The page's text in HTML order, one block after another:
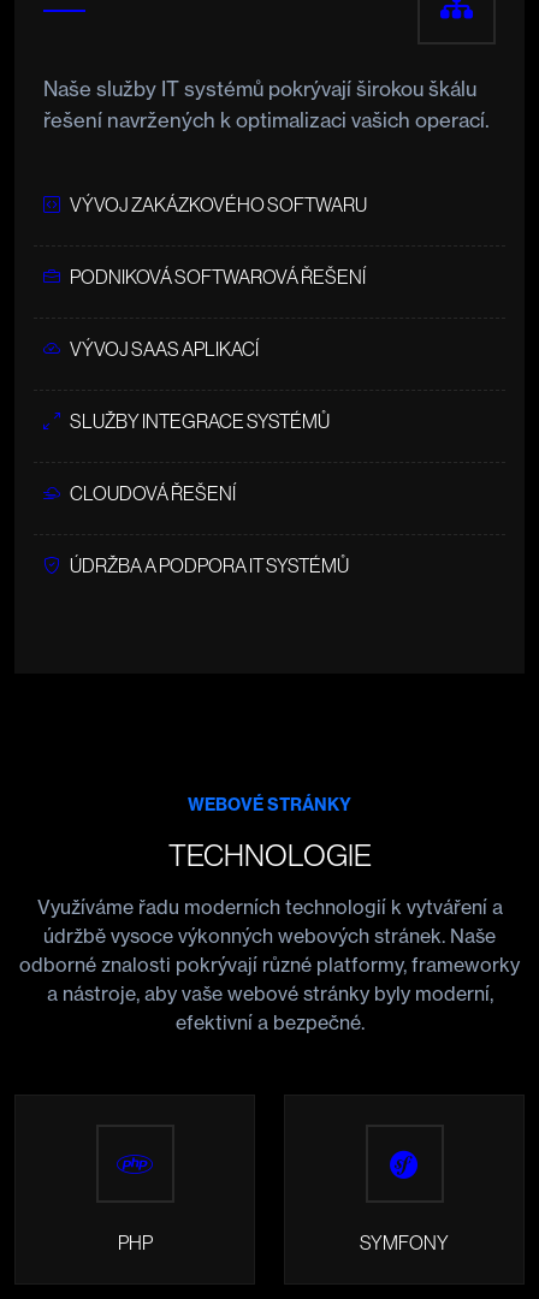
Naše služby IT systémů pokrývají širokou škálu
řešení navržených k optimalizaci vašich operací.
VÝVOJ ZAKÁZKOVÉHO SOFTWARU
PODNIKOVÁ SOFTWAROVÁ ŘEŠENÍ
VÝVOJ SAAS APLIKACÍ
SLUŽBY INTEGRACE SYSTÉMŮ
CLOUDOVÁ ŘEŠENÍ
ÚDRŽBA A PODPORA IT SYSTÉMŮ
WEBOVÉ STRÁNKY
TECHNOLOGIE
Využíváme řadu moderních technologií k vytváření a
údržbě vysoce výkonných webových stránek. Naše
odborné znalosti pokrývají různé platformy, frameworky
a nástroje, aby vaše webové stránky byly moderní,
efektivní a bezpečné.
PHP SYMFONY